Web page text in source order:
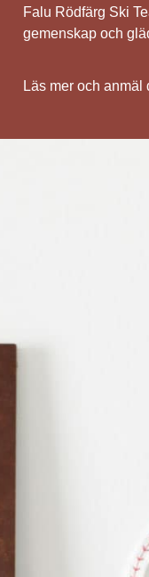
Falu Rödfärg Ski
gemenskap och
Läs mer och anmäl